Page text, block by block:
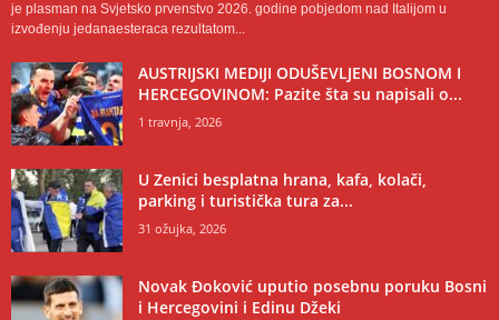
je plasman na Svjetsko prvenstvo 2026. godine pobjedom nad Italijom u
izvođenju jedanaesteraca rezultatom...
AUSTRIJSKI MEDIJI ODUŠEVLJENI BOSNOM I
HERCEGOVINOM: Pazite šta su napisali o...
1 travnja, 2026
U Zenici besplatna hrana, kafa, kolači,
parking i turistička tura za...
31 ožujka, 2026
Novak Đoković uputio posebnu poruku Bosni
i Hercegovini i Edinu Džeki